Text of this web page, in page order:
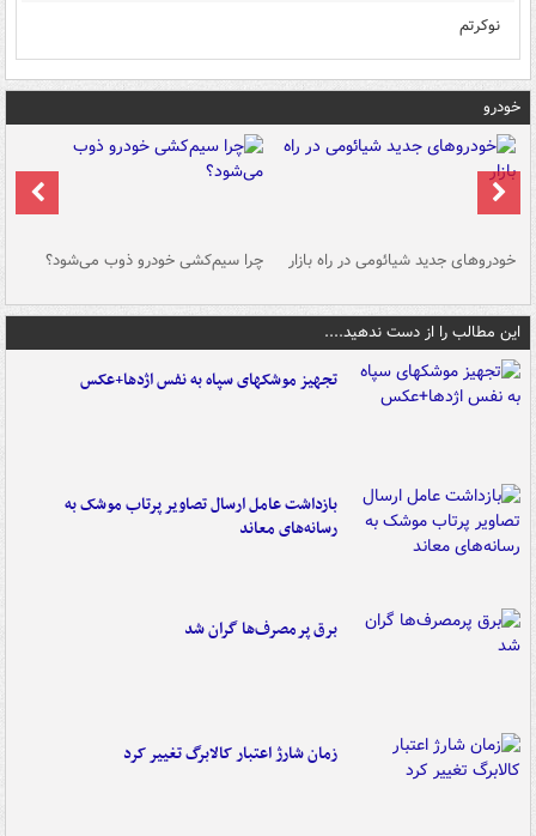
نوکرتم
خودرو
خودروهای جدید شیائومی در راه بازار چرا سیم‌کشی خودرو ذوب می‌شود؟
این مطالب را از دست ندهید....
تجهیز موشکهای سپاه به نفس اژدها+عکس
بازداشت عامل ارسال تصاویر پرتاب موشک به
رسانه‌های معاند
برق پرمصرف‌ها گران شد
زمان شارژ اعتبار کالابرگ تغییر کرد